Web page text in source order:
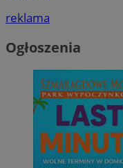
reklama
Ogłoszenia